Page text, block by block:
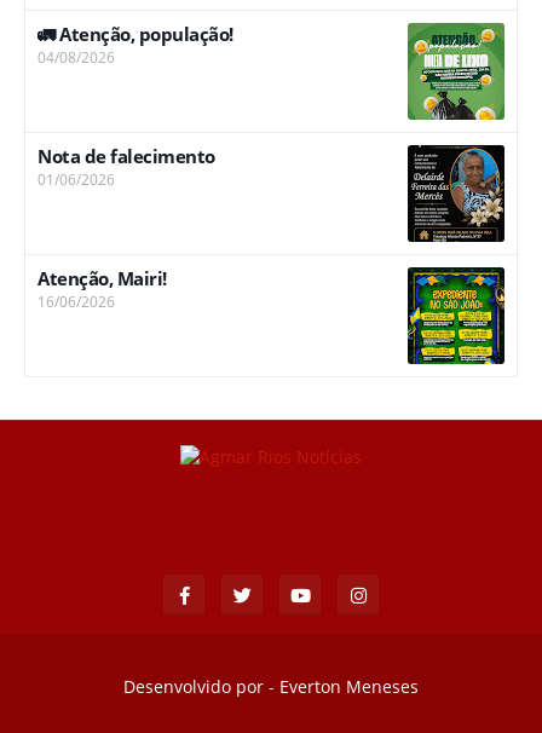
🚛 Atenção, população!
04/08/2026
Nota de falecimento
01/06/2026
Atenção, Mairi!
16/06/2026
Desenvolvido por - Everton Meneses